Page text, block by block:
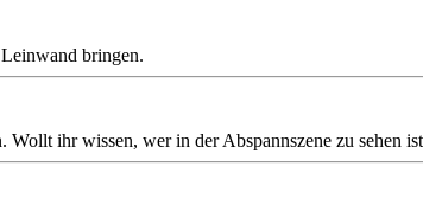
bringen.
ihr wissen, wer in der Abspannszene zu sehen